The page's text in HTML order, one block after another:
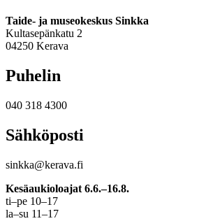
Taide- ja museokeskus Sinkka
Kultasepänkatu 2
04250 Kerava
Puhelin
040 318 4300
Sähköposti
sinkka@kerava.fi
Kesäaukioloajat 6.6.–16.8.
ti–pe 10–17
la–su 11–17